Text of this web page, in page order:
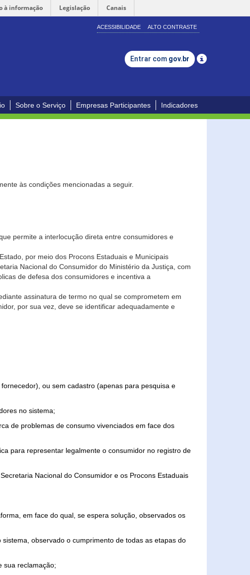
à informação Legislação Canais
ACESSIBILIDADE ALTO CONTRASTE
Entrar com gov.br
Sobre o Serviço Empresas Participantes Indicadores
às condições mencionadas a seguir.
permite a interlocução direta entre consumidores e
por meio dos Procons Estaduais e Municipais
Nacional do Consumidor do Ministério da Justiça, com
de defesa dos consumidores e incentiva a
assinatura de termo no qual se comprometem em
por sua vez, deve se identificar adequadamente e
ou sem cadastro (apenas para pesquisa e
no sistema;
de problemas de consumo vivenciados em face dos
para representar legalmente o consumidor no registro de
Nacional do Consumidor e os Procons Estaduais
em face do qual, se espera solução, observados os
observado o cumprimento de todas as etapas do
sua reclamação;